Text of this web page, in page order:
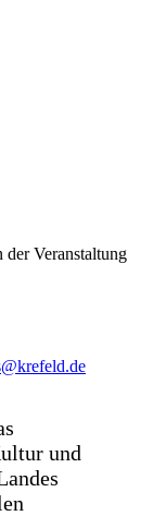
Veranstaltung
und